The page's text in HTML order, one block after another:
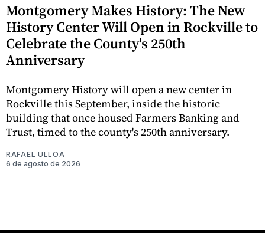
Montgomery Makes History: The New
History Center Will Open in Rockville to
Celebrate the County's 250th
Anniversary
Montgomery History will open a new center in
Rockville this September, inside the historic
building that once housed Farmers Banking and
Trust, timed to the county's 250th anniversary.
RAFAEL ULLOA
6 de agosto de 2026